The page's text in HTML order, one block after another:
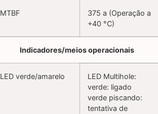
MTBF
375 a (Operação a
+40 °C)
Indicadores/meios operacionais
LED verde/amarelo
LED Multihole:
verde: ligado
verde piscando:
tentativa de